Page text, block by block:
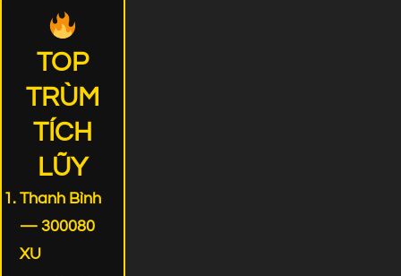
TOP
TRÙM
TÍCH
LŨY
Thanh Bình
— 300080
XU